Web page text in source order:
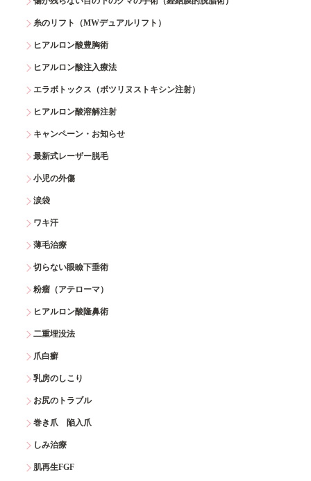
糸のリフト（MWデュアルリフト）
ヒアルロン酸豊胸術
ヒアルロン酸注入療法
エラボトックス（ボツリヌストキシン注射）
ヒアルロン酸溶解注射
キャンペーン・お知らせ
最新式レーザー脱毛
小児の外傷
涙袋
ワキ汗
薄毛治療
切らない眼瞼下垂術
粉瘤（アテローマ）
ヒアルロン酸隆鼻術
二重埋没法
爪白癬
乳房のしこり
お尻のトラブル
巻き爪 陥入爪
しみ治療
肌再生FGF